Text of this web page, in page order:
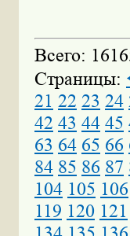
Всего:
Страницы:
21 22 23 24
42 43 44 45
63 64 65 66
84 85 86 87
104 105 106
119 120 121